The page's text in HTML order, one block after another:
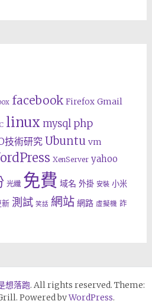
facebook Firefox Gmail
linux mysql php
技術研究 Ubuntu vm
XenServer yahoo
光纖 免費 域名 外掛 安裝 小米
新 測試 笑話 網站 網路 虛擬機 詐
想落跑. All rights reserved. Theme:
Powered byWordPress.